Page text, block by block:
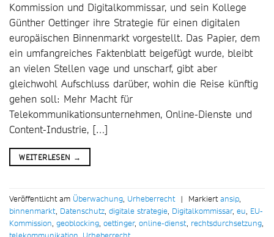
Kommission und Digitalkommissar, und sein Kollege
Günther Oettinger ihre Strategie für einen digitalen
europäischen Binnenmarkt vorgestellt. Das Papier, dem
ein umfangreiches Faktenblatt beigefügt wurde, bleibt
an vielen Stellen vage und unscharf, gibt aber
gleichwohl Aufschluss darüber, wohin die Reise künftig
gehen soll: Mehr Macht für
Telekommunikationsunternehmen, Online-Dienste und
Content-Industrie, […]
WEITERLESEN →
Veröffentlicht am Überwachung, Urheberrecht | Markiertansip,
binnenmarkt, Datenschutz, digitale strategie, Digitalkommissar, eu, EU-
Kommission, geoblocking, oettinger, online-dienst, rechtsdurchsetzung,